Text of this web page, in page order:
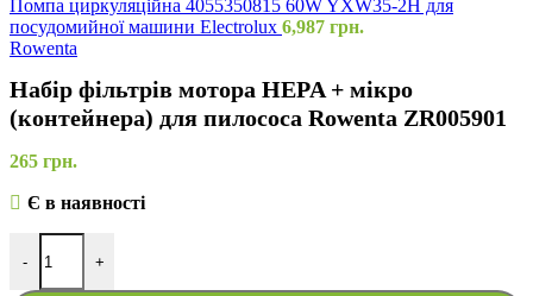
Помпа циркуляційна 4055350815 60W YXW35-2H для
посудомийної машини Electrolux 6,987 грн.
Rowenta
Набір фільтрів мотора HEPA + мікро
(контейнера) для пилососа Rowenta ZR005901
265 грн.
Є в наявності
- +